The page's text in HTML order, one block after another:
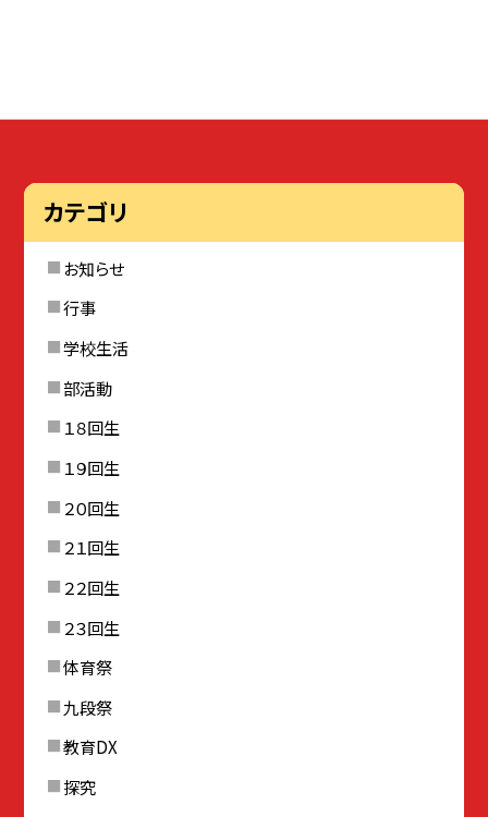
カテゴリ
お知らせ
行事
学校生活
部活動
１８回生
１９回生
２０回生
２１回生
２２回生
２３回生
体育祭
九段祭
教育DX
探究